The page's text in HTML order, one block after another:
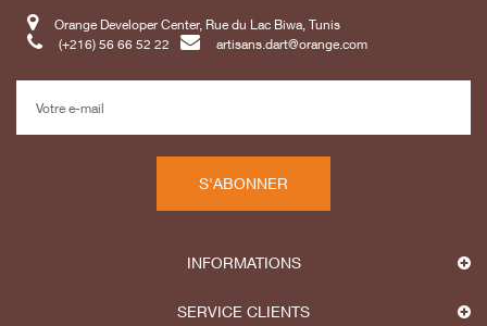
Orange Developer Center, Rue du Lac Biwa, Tunis
(+216) 56 66 52 22
artisans.dart@orange.com
S'ABONNER
INFORMATIONS
SERVICE CLIENTS